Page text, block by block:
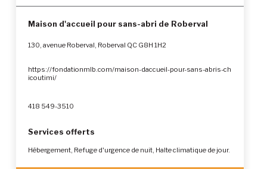
Maison d'accueil pour sans-abri de Roberval
130, avenue Roberval, Roberval QC G8H 1H2
https://fondationmlb.com/maison-daccueil-pour-sans-abris-ch
icoutimi/
418 549-3510
Services offerts
Hébergement, Refuge d'urgence de nuit, Halte climatique de jour.